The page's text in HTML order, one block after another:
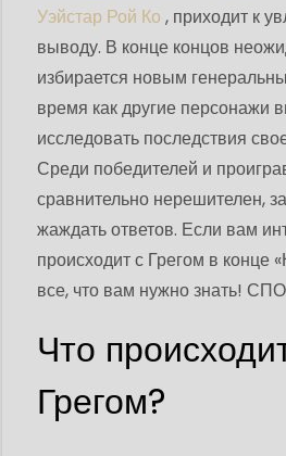
Уэйстар Рой Ко , приходит к
выводу. В конце концов
избирается новым
время как другие персонажи
исследовать последствия
Среди победителей и
сравнительно нерешителен,
жаждать ответов. Если вам
происходит с Грегом в конце
все, что вам нужно знать!
Что
Грегом?